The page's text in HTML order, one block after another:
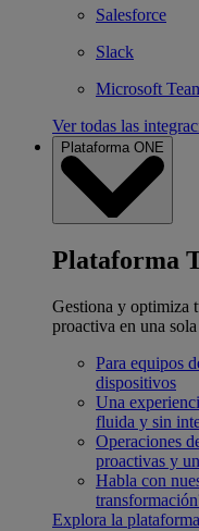
Salesforce
Slack
Microsoft
Ver todas las
Plataforma ONE
Plataforma
Gestiona y optimiza
proactiva en una
Para equipos
dispositivos
Una
fluida y sin
Operaciones
proactivas y
Habla con
Explora la plataforma